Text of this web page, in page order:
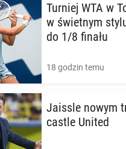
Turniej WTA w
w świet­nym
do 1/8 finału
18 godzin temu
Jaissle nowym
ca­stle United